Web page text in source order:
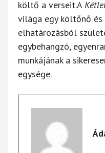
költő a verseit.A
világa egy költőnő
elhatározásból
egybehangzó,
munkájának a
egysége.